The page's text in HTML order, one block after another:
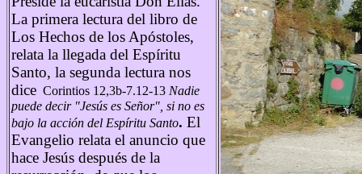
La primera lectura del libro de
Los Hechos de los Apóstoles,
relata la llegada del Espíritu
Santo, la segunda lectura nos
dice Corintios 12,3b-7.12-13 Nadie
puede decir "Jesús es Señor", si no es
bajo la acción del Espíritu Santo. El
Evangelio relata el anuncio que
hace Jesús después de la